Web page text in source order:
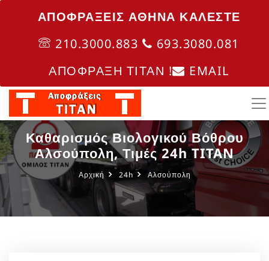
ΑΠΟΦΡΑΞΕΙΣ ΑΘΗΝΑ ΚΑΛΈΣΤΕ
210.3000.883
693.3080.081
ΑΠΟΦΡΑΞΗ ΤΙΤΑΝ !
EMAIL
Καθαρισμός Βιολογικού Βόθρου
Αλσούπολη, Τιμές 24h TITAN
Αρχική 24h Αλσούπολη